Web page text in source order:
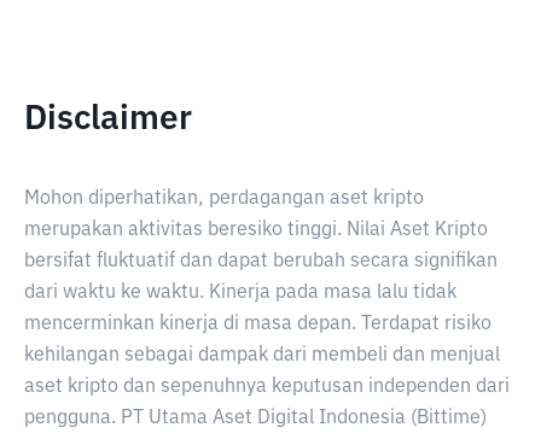
Disclaimer
Mohon diperhatikan, perdagangan aset kripto
merupakan aktivitas beresiko tinggi. Nilai Aset Kripto
bersifat fluktuatif dan dapat berubah secara signifikan
dari waktu ke waktu. Kinerja pada masa lalu tidak
mencerminkan kinerja di masa depan. Terdapat risiko
kehilangan sebagai dampak dari membeli dan menjual
aset kripto dan sepenuhnya keputusan independen dari
pengguna. PT Utama Aset Digital Indonesia (Bittime)